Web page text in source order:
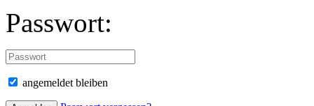
Passwort:
angemeldet bleiben